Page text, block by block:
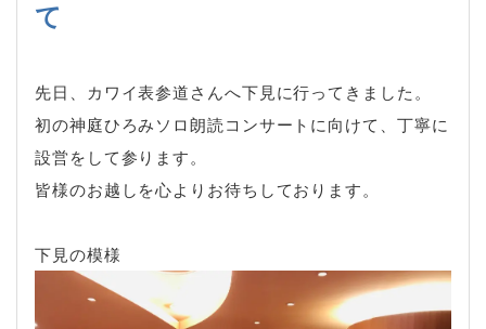
て
先日、カワイ表参道さんへ下見に行ってきました。
初の神庭ひろみソロ朗読コンサートに向けて、丁寧に
設営をして参ります。
皆様のお越しを心よりお待ちしております。
下見の模様